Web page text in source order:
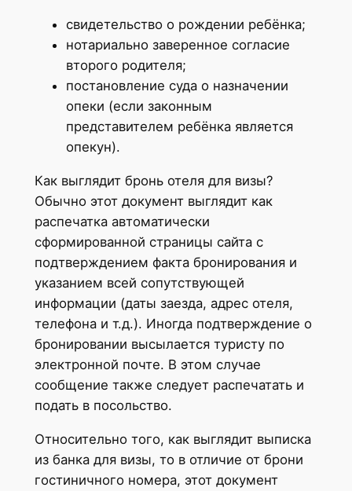
свидетельство о рождении ребёнка;
нотариально заверенное согласие
второго родителя;
постановление суда о назначении
опеки (если законным
представителем ребёнка является
опекун).
Как выглядит бронь отеля для визы?
Обычно этот документ выглядит как
распечатка автоматически
сформированной страницы сайта с
подтверждением факта бронирования и
указанием всей сопутствующей
информации (даты заезда, адрес отеля,
телефона и т.д.). Иногда подтверждение о
бронировании высылается туристу по
электронной почте. В этом случае
сообщение также следует распечатать и
подать в посольство.
Относительно того, как выглядит выписка
из банка для визы, то в отличие от брони
гостиничного номера, этот документ